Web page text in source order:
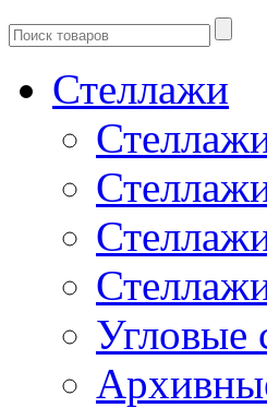
Стеллажи
Угловые